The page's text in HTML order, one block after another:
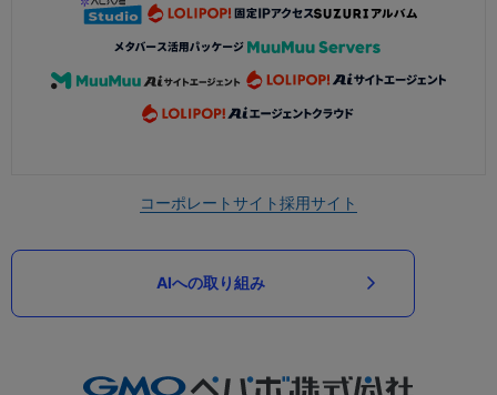
コーポレートサイト採用サイト
AIへの取り組み